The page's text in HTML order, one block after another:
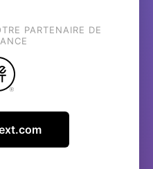
PARTENAIRE DE